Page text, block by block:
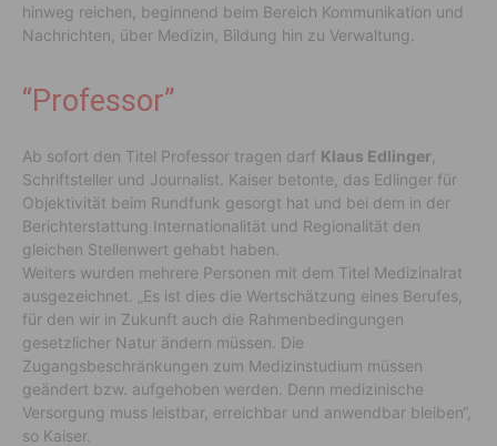
hinweg reichen, beginnend beim Bereich Kommunikation und
Nachrichten, über Medizin, Bildung hin zu Verwaltung.
“Professor”
Ab sofort den Titel Professor tragen darf Klaus Edlinger
Schriftsteller und Journalist. Kaiser betonte, das Edlinger für
Objektivität beim Rundfunk gesorgt hat und bei dem in der
Berichterstattung Internationalität und Regionalität den
gleichen Stellenwert gehabt haben.
Weiters wurden mehrere Personen mit dem Titel Medizinalrat
ausgezeichnet. „Es ist dies die Wertschätzung eines Berufes,
für den wir in Zukunft auch die Rahmenbedingungen
gesetzlicher Natur ändern müssen. Die
Zugangsbeschränkungen zum Medizinstudium müssen
geändert bzw. aufgehoben werden. Denn medizinische
Versorgung muss leistbar, erreichbar und anwendbar bleiben“,
so Kaiser.